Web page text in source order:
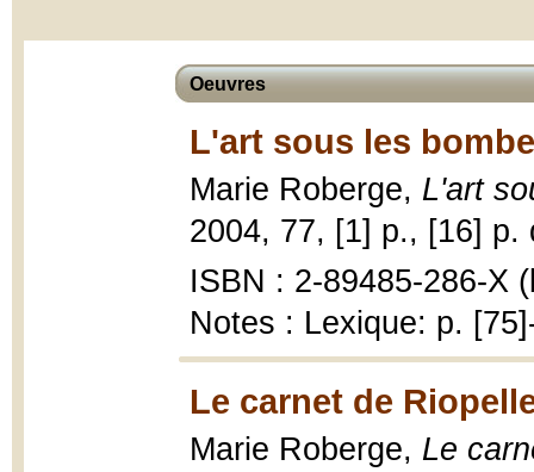
Oeuvres
L'art sous les
Marie Roberge, L'art
2004, 77, [1] p., [16] p.
ISBN : 2-89485-286-X
Notes : Lexique: p.
Le carnet de
Marie Roberge, Le